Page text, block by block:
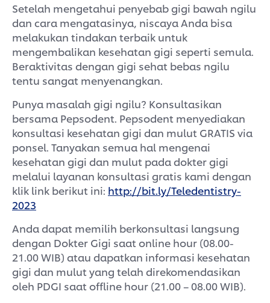
Setelah mengetahui penyebab gigi bawah ngilu
dan cara mengatasinya, niscaya Anda bisa
melakukan tindakan terbaik untuk
mengembalikan kesehatan gigi seperti semula.
Beraktivitas dengan gigi sehat bebas ngilu
tentu sangat menyenangkan.
Punya masalah gigi ngilu? Konsultasikan
bersama Pepsodent. Pepsodent menyediakan
konsultasi kesehatan gigi dan mulut GRATIS via
ponsel. Tanyakan semua hal mengenai
kesehatan gigi dan mulut pada dokter gigi
melalui layanan konsultasi gratis kami dengan
klik link berikut ini: http://bit.ly/Teledentistry-
2023
Anda dapat memilih berkonsultasi langsung
dengan Dokter Gigi saat online hour (08.00-
21.00 WIB) atau dapatkan informasi kesehatan
gigi dan mulut yang telah direkomendasikan
oleh PDGI saat offline hour (21.00 – 08.00 WIB).